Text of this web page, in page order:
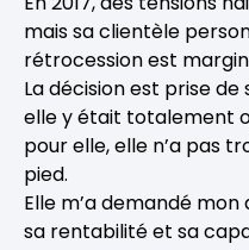
mais sa clientèle
rétrocession est
La décision est prise de
elle y était totalement
pour elle, elle n’a pas
pied.
Elle m’a demandé mon
sa rentabilité et sa